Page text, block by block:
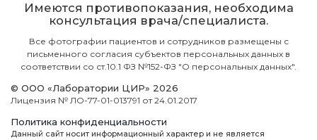
Имеются противопоказания, необходима
консультация врача/специалиста.
Все фотографии пациентов и сотрудников размещены с
письменного согласия субъектов персональных данных в
соответствии со ст.10.1 ФЗ №152-ФЗ "О персональных данных".
© ООО «Лаборатории ЦИР» 2026
Лицензия № ЛО-77-01-013791 от 24.01.2017
Политика конфиденциальности
Данный сайт носит информационный характер и не является